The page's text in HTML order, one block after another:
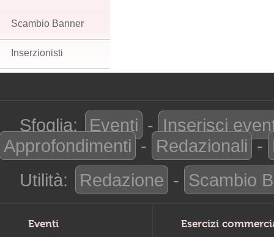
Scambio Banner
Inserzionisti
Sfoglia: Eventi - Inserisci
Approfondimenti - Redazionali -
Utilità:
Redazione - Scambio
Eventi Esercizi